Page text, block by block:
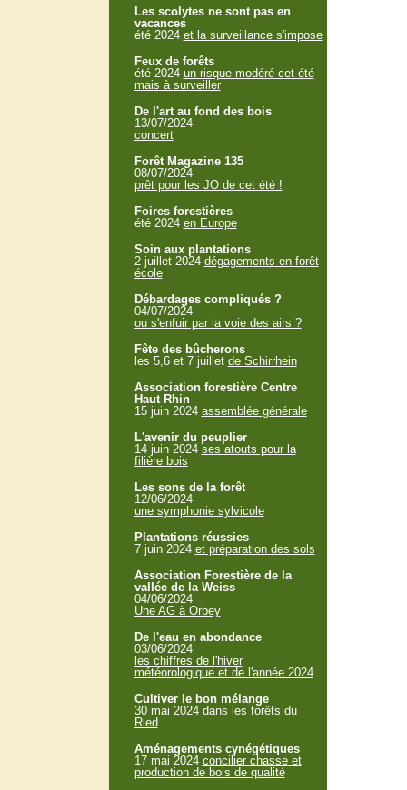
Les scolytes ne sont pas en
vacances
été 2024 et la surveillance s'impose
Feux de forêts
été 2024 un risque modéré cet été
mais à surveiller
De l'art au fond des bois
13/07/2024
concert
Forêt Magazine 135
08/07/2024
prêt pour les JO de cet été !
Foires forestières
été 2024 en Europe
Soin aux plantations
2 juillet 2024 dégagements en forêt
école
Débardages compliqués ?
04/07/2024
ou s'enfuir par la voie des airs ?
Fête des bûcherons
les 5,6 et 7 juillet de Schirrhein
Association forestière Centre
Haut Rhin
15 juin 2024 assemblée générale
L'avenir du peuplier
14 juin 2024 ses atouts pour la
filière bois
Les sons de la forêt
12/06/2024
une symphonie sylvicole
Plantations réussies
7 juin 2024 et préparation des sols
Association Forestière de la
vallée de la Weiss
04/06/2024
Une AG à Orbey
De l'eau en abondance
03/06/2024
les chiffres de l'hiver
météorologique et de l'année 2024
Cultiver le bon mélange
30 mai 2024 dans les forêts du
Ried
Aménagements cynégétiques
17 mai 2024 concilier chasse et
production de bois de qualité